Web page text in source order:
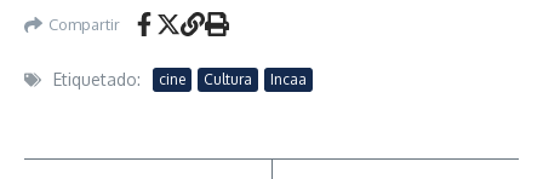
Compartir
Etiquetado: cine Cultura Incaa